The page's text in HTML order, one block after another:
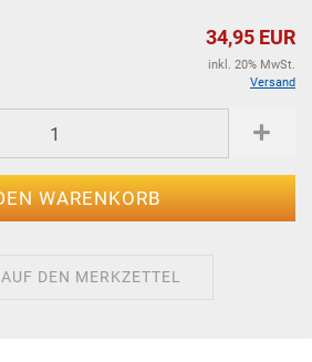
34,95 EUR
inkl. 20% MwSt.
Versand
AUF DEN MERKZETTEL